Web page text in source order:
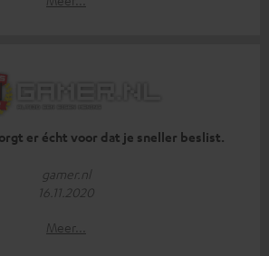
er écht voor dat je sneller beslist.
gamer.nl
16.11.2020
Meer...